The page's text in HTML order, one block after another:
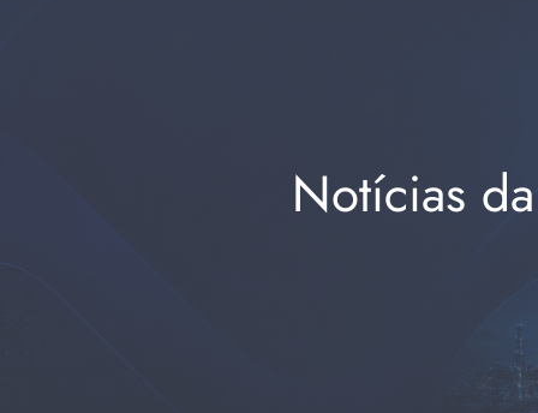
Notícias